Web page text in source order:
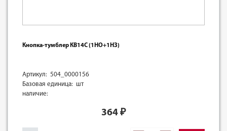
Кнопка-тумблер КВ14С (1НО+1НЗ)
Артикул: 504_0000156
Базовая единица: шт
наличие:
364 ₽